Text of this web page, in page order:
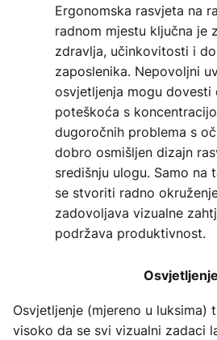
Ergonomska rasvjeta na
radnom mjestu ključna je
zdravlja, učinkovitosti i
zaposlenika. Nepovoljni
osvjetljenja mogu dovesti
poteškoća s
dugoročnih problema s
dobro osmišljen dizajn
središnju ulogu. Samo na
se stvoriti radno
zadovoljava vizualne
podržava produktivnost.
Osvjetljenje
Osvjetljenje (mjereno u luksima)
visoko da se svi vizualni zadaci